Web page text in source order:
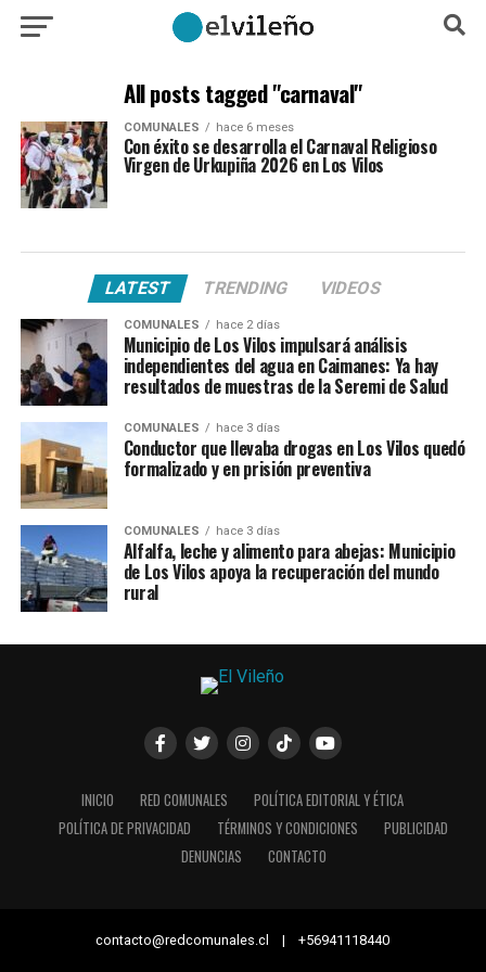
All posts tagged "carnaval"
COMUNALES hace 6 meses
Con éxito se desarrolla el Carnaval Religioso
Virgen de Urkupiña 2026 en Los Vilos
LATEST TRENDING VIDEOS
COMUNALES hace 2 días
Municipio de Los Vilos impulsará análisis
independientes del agua en Caimanes: Ya hay
resultados de muestras de la Seremi de Salud
COMUNALES hace 3 días
Conductor que llevaba drogas en Los Vilos quedó
formalizado y en prisión preventiva
COMUNALES hace 3 días
Alfalfa, leche y alimento para abejas: Municipio
de Los Vilos apoya la recuperación del mundo
rural
INICIO RED COMUNALES
POLÍTICA EDITORIAL Y ÉTICA
POLÍTICA DE PRIVACIDAD
TÉRMINOS Y CONDICIONES
PUBLICIDAD
DENUNCIAS
CONTACTO
contacto@redcomunales.cl | +56941118440